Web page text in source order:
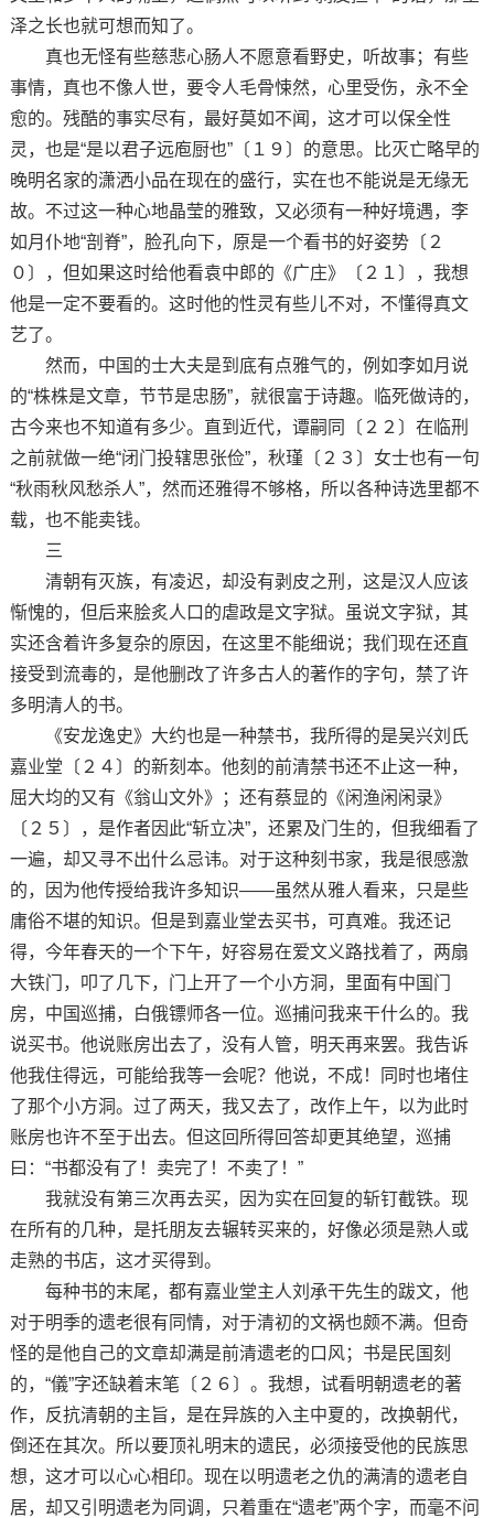
泽之长也就可想而知了。
真也无怪有些慈悲心肠人不愿意看野史，听故事；有些
事情，真也不像人世，要令人毛骨悚然，心里受伤，永不全
愈的。残酷的事实尽有，最好莫如不闻，这才可以保全性
灵，也是“是以君子远庖厨也”〔１９〕的意思。比灭亡略早的
晚明名家的潇洒小品在现在的盛行，实在也不能说是无缘无
故。不过这一种心地晶莹的雅致，又必须有一种好境遇，李
如月仆地“剖脊”，脸孔向下，原是一个看书的好姿势〔２
０〕，但如果这时给他看袁中郎的《广庄》〔２１〕，我想
他是一定不要看的。这时他的性灵有些儿不对，不懂得真文
艺了。
然而，中国的士大夫是到底有点雅气的，例如李如月说
的“株株是文章，节节是忠肠”，就很富于诗趣。临死做诗的，
古今来也不知道有多少。直到近代，谭嗣同〔２２〕在临刑
之前就做一绝“闭门投辖思张俭”，秋瑾〔２３〕女士也有一句
“秋雨秋风愁杀人”，然而还雅得不够格，所以各种诗选里都不
载，也不能卖钱。
三
清朝有灭族，有凌迟，却没有剥皮之刑，这是汉人应该
惭愧的，但后来脍炙人口的虐政是文字狱。虽说文字狱，其
实还含着许多复杂的原因，在这里不能细说；我们现在还直
接受到流毒的，是他删改了许多古人的著作的字句，禁了许
多明清人的书。
《安龙逸史》大约也是一种禁书，我所得的是吴兴刘氏
嘉业堂〔２４〕的新刻本。他刻的前清禁书还不止这一种，
屈大均的又有《翁山文外》；还有蔡显的《闲渔闲闲录》
〔２５〕，是作者因此“斩立决”，还累及门生的，但我细看了
一遍，却又寻不出什么忌讳。对于这种刻书家，我是很感激
的，因为他传授给我许多知识——虽然从雅人看来，只是些
庸俗不堪的知识。但是到嘉业堂去买书，可真难。我还记
得，今年春天的一个下午，好容易在爱文义路找着了，两扇
大铁门，叩了几下，门上开了一个小方洞，里面有中国门
房，中国巡捕，白俄镖师各一位。巡捕问我来干什么的。我
说买书。他说账房出去了，没有人管，明天再来罢。我告诉
他我住得远，可能给我等一会呢？他说，不成！同时也堵住
了那个小方洞。过了两天，我又去了，改作上午，以为此时
账房也许不至于出去。但这回所得回答却更其绝望，巡捕
曰：“书都没有了！卖完了！不卖了！”
我就没有第三次再去买，因为实在回复的斩钉截铁。现
在所有的几种，是托朋友去辗转买来的，好像必须是熟人或
走熟的书店，这才买得到。
每种书的末尾，都有嘉业堂主人刘承干先生的跋文，他
对于明季的遗老很有同情，对于清初的文祸也颇不满。但奇
怪的是他自己的文章却满是前清遗老的口风；书是民国刻
的，“儀”字还缺着末笔〔２６〕。我想，试看明朝遗老的著
作，反抗清朝的主旨，是在异族的入主中夏的，改换朝代，
倒还在其次。所以要顶礼明末的遗民，必须接受他的民族思
想，这才可以心心相印。现在以明遗老之仇的满清的遗老自
居，却又引明遗老为同调，只着重在“遗老”两个字，而毫不问